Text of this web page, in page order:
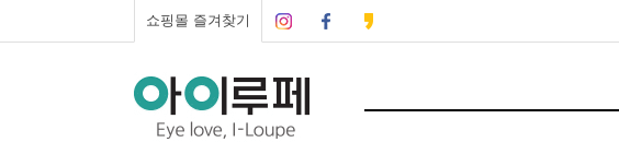
쇼핑몰 즐겨찾기